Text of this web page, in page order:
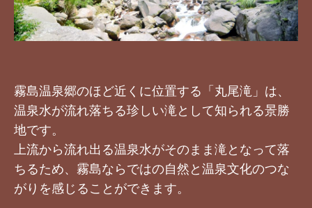
霧島温泉郷のほど近くに位置する「丸尾滝」は、
温泉水が流れ落ちる珍しい滝として知られる景勝
地です。
上流から流れ出る温泉水がそのまま滝となって落
ちるため、霧島ならではの自然と温泉文化のつな
がりを感じることができます。